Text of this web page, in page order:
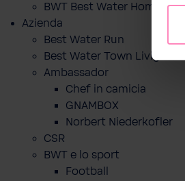
BWT Best Water Home App
Azienda
Best Water Run
Best Water Town Livigno
Ambassador
Chef in camicia
GNAMBOX
Norbert Niederkofler
CSR
BWT e lo sport
Football